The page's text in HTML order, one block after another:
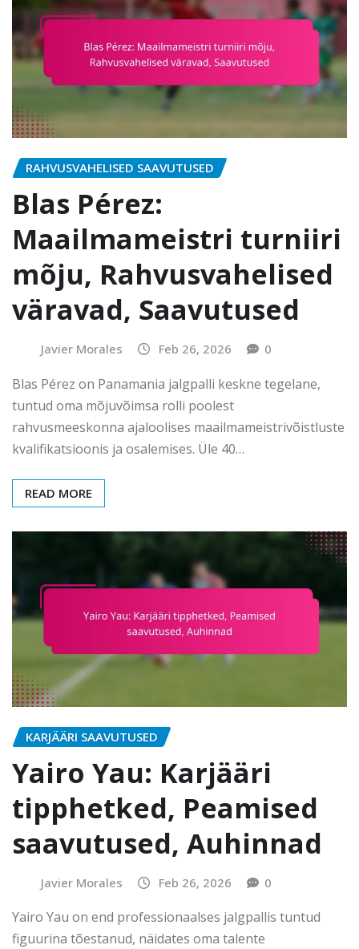
RAHVUSVAHELISED SAAVUTUSED
Blas Pérez:
Maailmameistri turniiri
mõju, Rahvusvahelised
väravad, Saavutused
Javier Morales Feb 26, 2026 0
Blas Pérez on Panamania jalgpalli keskne tegelane,
tuntud oma mõjuvõimsa rolli poolest
rahvusmeeskonna ajaloolises maailmameistrivõistluste
kvalifikatsioonis ja osalemises. Üle 40…
READ MORE
KARJÄÄRI SAAVUTUSED
Yairo Yau: Karjääri
tipphetked, Peamised
saavutused, Auhinnad
Javier Morales Feb 26, 2026 0
Yairo Yau on end professionaalses jalgpallis tuntud
figuurina tõestanud, näidates oma talente